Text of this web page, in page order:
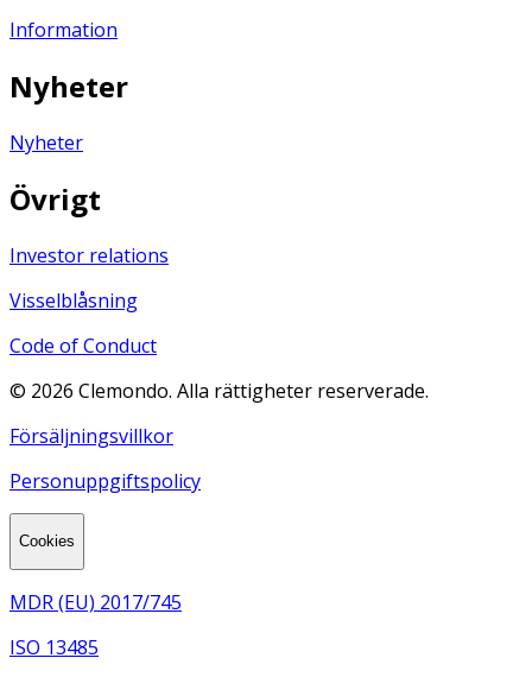
Information
Nyheter
Nyheter
Övrigt
Investor relations
Visselblåsning
Code of Conduct
© 2026 Clemondo. Alla rättigheter reserverade.
Försäljningsvillkor
Personuppgiftspolicy
Cookies
MDR (EU) 2017/745
ISO 13485